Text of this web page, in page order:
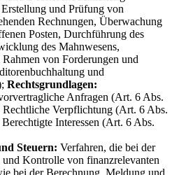
und Prüfung von
Rechnungen, Überwachung
Posten, Durchführung des
des Mahnwesens,
von Forderungen und
und
Rechtsgrundlagen:
Anfragen (Art. 6 Abs.
Verpflichtung (Art. 6 Abs.
Interessen (Art. 6 Abs.
Steuern: Verfahren, die bei der
Kontrolle von finanzrelevanten
bei der Berechnung, Meldung und